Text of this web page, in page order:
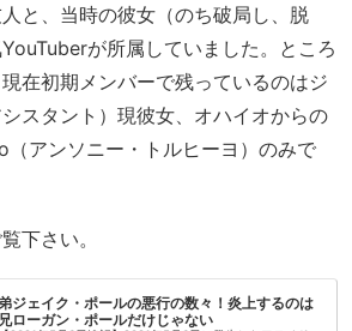
と、当時の彼女（のち破局し、脱
が所属していました。ところ
在初期メンバーで残っているのはジ
スタント）現彼女、オハイオからの
アンソニー・トルヒーヨ）のみで
下さい。
弟ジェイク・ポールの悪行の数々！炎上するのは
兄ローガン・ポールだけじゃない